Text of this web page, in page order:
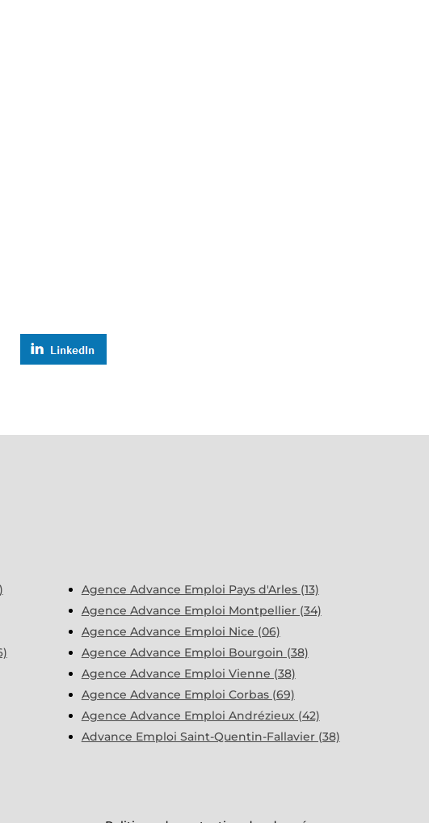
Agence Advance Emploi Pays d'Arles (13)
Agence Advance Emploi Montpellier (34)
Agence Advance Emploi Nice (06)
Agence Advance Emploi Bourgoin (38)
Agence Advance Emploi Vienne (38)
Agence Advance Emploi Corbas (69)
Agence Advance Emploi Andrézieux (42)
Advance Emploi Saint-Quentin-Fallavier (38)